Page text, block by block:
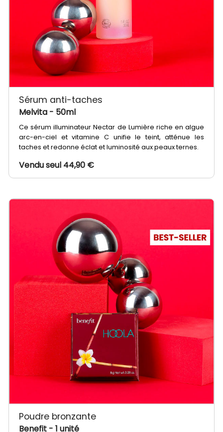
Sérum anti-taches
Melvita - 50ml
Ce sérum illuminateur Nectar de Lumière riche en algue
arc-en-ciel et vitamine C unifie le teint, atténue les
taches et redonne éclat et luminosité aux peaux ternes.
Vendu seul 44,90 €
Poudre bronzante
Benefit - 1 unité